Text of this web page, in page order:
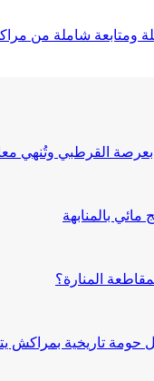
ومتابعة شاملة من
القرطبي وتُنهي
بالمنابهة
المنارة؟
تاريخية بمراكش